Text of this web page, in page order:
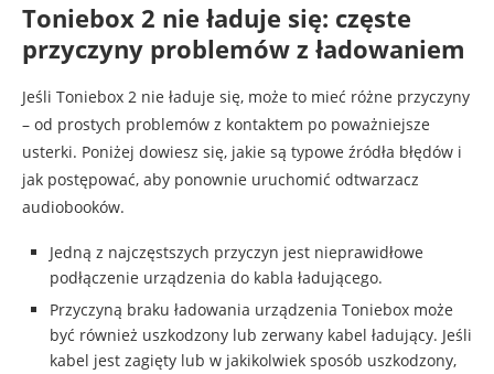
Toniebox 2 nie ładuje się: częste
przyczyny problemów z ładowaniem
Jeśli Toniebox 2 nie ładuje się, może to mieć różne przyczyny
– od prostych problemów z kontaktem po poważniejsze
usterki. Poniżej dowiesz się, jakie są typowe źródła błędów i
jak postępować, aby ponownie uruchomić odtwarzacz
audiobooków.
Jedną z najczęstszych przyczyn jest nieprawidłowe
podłączenie urządzenia do kabla ładującego.
Przyczyną braku ładowania urządzenia Toniebox może
być również uszkodzony lub zerwany kabel ładujący. Jeśli
kabel jest zagięty lub w jakikolwiek sposób uszkodzony,